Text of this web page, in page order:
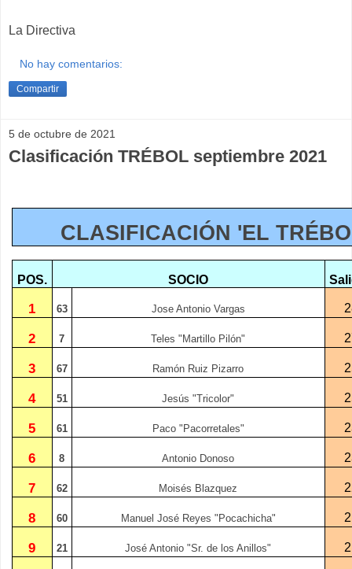
La Directiva
No hay comentarios:
Compartir
5 de octubre de 2021
Clasificación TRÉBOL septiembre 2021
CLASIFICACIÓN 'EL
POS. SOCIO
1 63 Jose Antonio Vargas
2 7 Teles "Martillo Pilón"
3 67 Ramón Ruiz Pizarro
4 51 Jesús "Tricolor"
5 61 Paco "Pacorretales"
6 8 Antonio Donoso
7 62 Moisés Blazquez
8 60 Manuel José Reyes "Pocachicha"
9 21 José Antonio "Sr. de los Anillos"